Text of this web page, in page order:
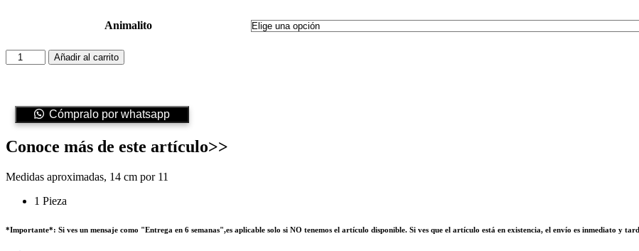
Animalito
Servilleteros
animalitos
Añadir al carrito
Cómpralo por whatsapp
Conoce más de este artículo>>
Medidas aproximadas, 14 cm por 11
1 Pieza
*Importante*: Si ves un mensaje como "Entrega en 6 semanas",es aplicable solo si NO tenemos el artículo disponible. Si ves que el artículo está en existencia, el envío es inmediato y